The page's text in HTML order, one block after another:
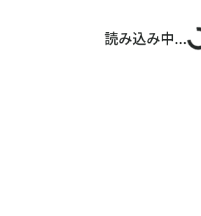
ご利用ガ
読み込み中...